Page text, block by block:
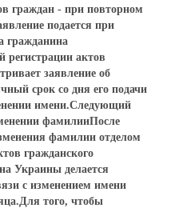
граждан - при повторном
подается при
гражданина
регистрации актов
заявление об
срок со дня его подачи
имени.Следующий
фамилииПосле
фамилии отделом
гражданского
Украины делается
с изменением имени
того, чтобы